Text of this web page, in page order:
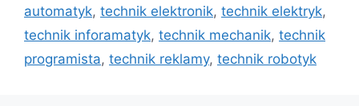
automatyk, technik elektronik, technik elektryk,
technik inforamatyk, technik mechanik, technik
programista, technik reklamy, technik robotyk